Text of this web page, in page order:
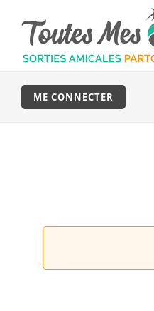
ME CONNECTER